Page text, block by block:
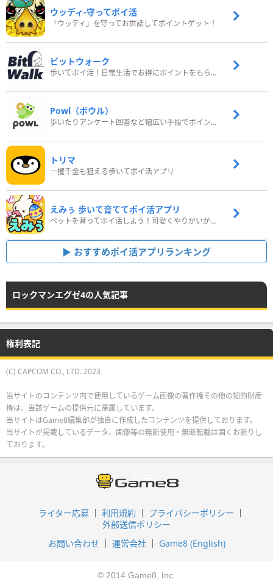
ウッディ‐守ってポイ活
「ウッディ」を守ってお世話してポイントゲット！
ビットウォーク
歩いてポイ活！日常生活でお得にポイントをもらおう
Powl（ポウル）
歩いたりアンケート回答など幅広い手段でポイントをゲット
トリマ
一攫千金も狙える歩いてポイ活アプリ
えみぅ 歩いて育ててポイ活アプリ
ペットを育ってポイ活しよう！可愛くやりがいがある新感覚アプリ
おすすめポイ活アプリランキング
ロックマンエグゼ4の人気記事
権利表記
(C) CAPCOM CO., LTD. 2023
当サイトのコンテンツ内で使用しているゲーム画像の著作権その他の知的財産
権は、当該ゲームの提供元に帰属しています。
当サイトはGame8編集部が独自に作成したコンテンツを提供しております。
当サイトが掲載しているデータ、画像等の無断使用・無断転載は固くお断りし
ております。
ライター応募 利用規約
プライバシーポリシー
外部送信ポリシー
お問い合わせ
運営会社 Game8 (English)
© 2014 Game8, Inc.